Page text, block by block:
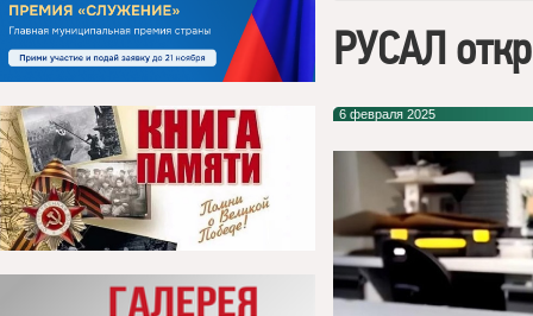
РУСАЛ
6 февраля 2025